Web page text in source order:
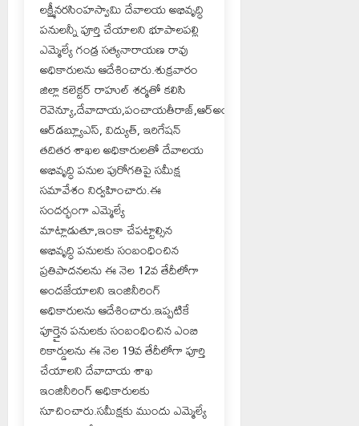
లక్ష్మీనరసింహస్వామి దేవాలయ అభివృద్ధి
పనులన్నీ పూర్తి చేయాలని భూపాలపల్లి
ఎమ్మెల్యే గండ్ర సత్యనారాయణ రావు
అధికారులను ఆదేశించారు.శుక్రవారం
జిల్లా కలెక్టర్ రాహుల్ శర్మతో కలిసి
రెవెన్యూ,దేవాదాయ,పంచాయతీరాజ్,ఆర్‌అండ్‌బి,
ఆర్‌డబ్ల్యూఎస్, విద్యుత్, ఇరిగేషన్
తదితర శాఖల అధికారులతో దేవాలయ
అభివృద్ధి పనుల పురోగతిపై సమీక్ష
సమావేశం నిర్వహించారు.ఈ
సందర్భంగా ఎమ్మెల్యే
మాట్లాడుతూ,ఇంకా చేపట్టాల్సిన
అభివృద్ధి పనులకు సంబంధించిన
ప్రతిపాదనలను ఈ నెల 12వ తేదీలోగా
అందజేయాలని ఇంజినీరింగ్
అధికారులను ఆదేశించారు.ఇప్పటికే
పూర్తైన పనులకు సంబంధించిన ఎంబి
రికార్డులను ఈ నెల 19వ తేదీలోగా పూర్తి
చేయాలని దేవాదాయ శాఖ
ఇంజినీరింగ్ అధికారులకు
సూచించారు.సమీక్షకు ముందు ఎమ్మెల్యే